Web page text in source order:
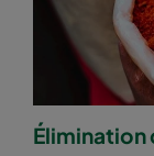
Élimination